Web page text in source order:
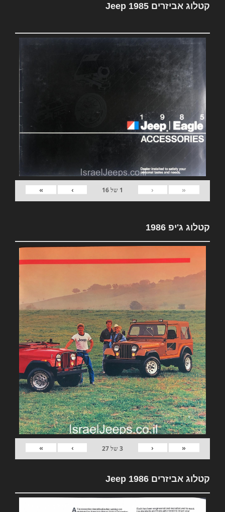
קטלוג אביזרים Jeep 1985
«
‹
1 של16
›
»
קטלוג ג'יפ 1986
«
‹
3של27
›
»
קטלוג אביזרים Jeep 1986